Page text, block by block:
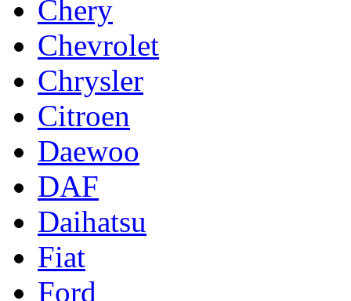
Chery
Chevrolet
Chrysler
Citroen
Daewoo
DAF
Daihatsu
Fiat
Ford